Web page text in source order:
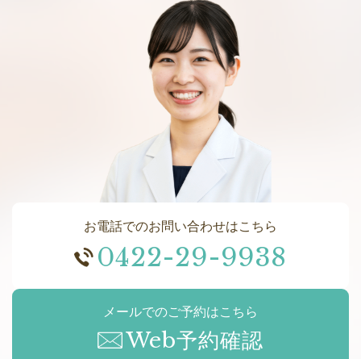
お電話でのお問い合わせはこちら
0422-29-9938
メールでのご予約はこちら
Web予約確認